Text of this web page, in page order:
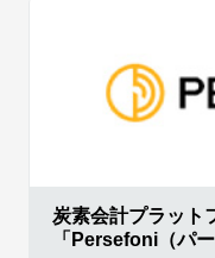
炭素会計プラット
「Persefoni（パ